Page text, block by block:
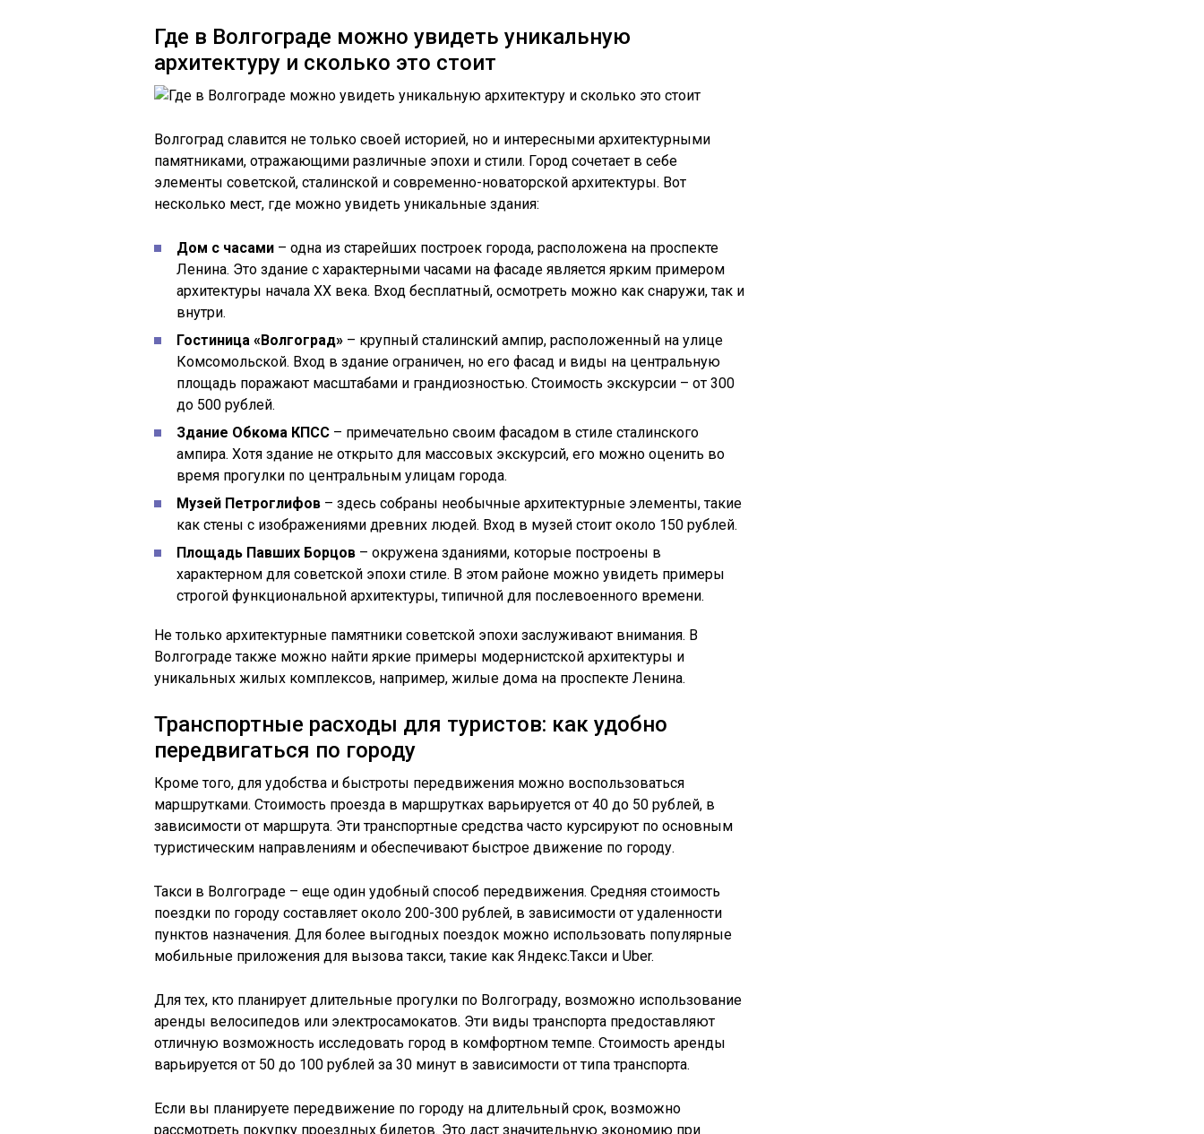
Где в Волгограде можно увидеть уникальную
архитектуру и сколько это стоит
Волгоград славится не только своей историей, но и интересными архитектурными
памятниками, отражающими различные эпохи и стили. Город сочетает в себе
элементы советской, сталинской и современно-новаторской архитектуры. Вот
несколько мест, где можно увидеть уникальные здания:
Дом с часами – одна из старейших построек города, расположена на проспекте
Ленина. Это здание с характерными часами на фасаде является ярким примером
архитектуры начала XX века. Вход бесплатный, осмотреть можно как снаружи, так и
внутри.
Гостиница «Волгоград» – крупный сталинский ампир, расположенный на улице
Комсомольской. Вход в здание ограничен, но его фасад и виды на центральную
площадь поражают масштабами и грандиозностью. Стоимость экскурсии – от 300
до 500 рублей.
Здание Обкома КПСС – примечательно своим фасадом в стиле сталинского
ампира. Хотя здание не открыто для массовых экскурсий, его можно оценить во
время прогулки по центральным улицам города.
Музей Петроглифов – здесь собраны необычные архитектурные элементы, такие
как стены с изображениями древних людей. Вход в музей стоит около 150 рублей.
Площадь Павших Борцов – окружена зданиями, которые построены в
характерном для советской эпохи стиле. В этом районе можно увидеть примеры
строгой функциональной архитектуры, типичной для послевоенного времени.
Не только архитектурные памятники советской эпохи заслуживают внимания. В
Волгограде также можно найти яркие примеры модернистской архитектуры и
уникальных жилых комплексов, например, жилые дома на проспекте Ленина.
Транспортные расходы для туристов: как удобно
передвигаться по городу
Кроме того, для удобства и быстроты передвижения можно воспользоваться
маршрутками. Стоимость проезда в маршрутках варьируется от 40 до 50 рублей, в
зависимости от маршрута. Эти транспортные средства часто курсируют по основным
туристическим направлениям и обеспечивают быстрое движение по городу.
Такси в Волгограде – еще один удобный способ передвижения. Средняя стоимость
поездки по городу составляет около 200-300 рублей, в зависимости от удаленности
пунктов назначения. Для более выгодных поездок можно использовать популярные
мобильные приложения для вызова такси, такие как Яндекс.Такси и Uber.
Для тех, кто планирует длительные прогулки по Волгограду, возможно использование
аренды велосипедов или электросамокатов. Эти виды транспорта предоставляют
отличную возможность исследовать город в комфортном темпе. Стоимость аренды
варьируется от 50 до 100 рублей за 30 минут в зависимости от типа транспорта.
Если вы планируете передвижение по городу на длительный срок, возможно
рассмотреть покупку проездных билетов. Это даст значительную экономию при